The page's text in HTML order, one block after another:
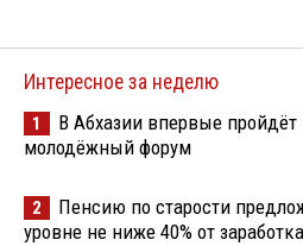
Интересное за неделю
1
В Абхазии впервые
молодёжный форум
2
Пенсию по старости
уровне не ниже 40% от заработка